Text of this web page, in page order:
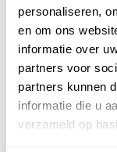
personaliseren,
en om ons
informatie over
partners voor
partners kunnen
informatie die u
verzameld op
Toscane
2.
Had je ook al
kampeerreis te
sterrenhemel in
Jordanië of in de